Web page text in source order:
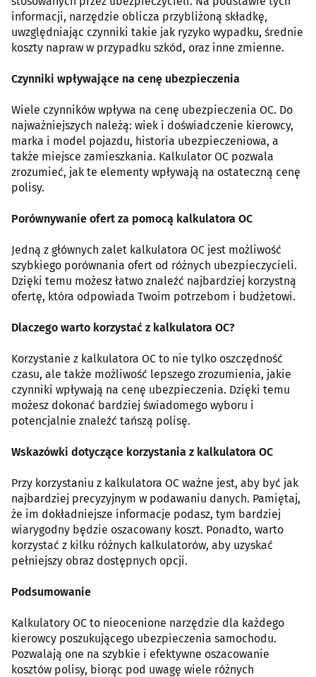
informacji, narzędzie oblicza przybliżoną składkę,
uwzględniając czynniki takie jak ryzyko wypadku, średnie
koszty napraw w przypadku szkód, oraz inne zmienne.
Czynniki wpływające na cenę ubezpieczenia
Wiele czynników wpływa na cenę ubezpieczenia OC. Do
najważniejszych należą: wiek i doświadczenie kierowcy,
marka i model pojazdu, historia ubezpieczeniowa, a
także miejsce zamieszkania. Kalkulator OC pozwala
zrozumieć, jak te elementy wpływają na ostateczną cenę
polisy.
Porównywanie ofert za pomocą kalkulatora OC
Jedną z głównych zalet kalkulatora OC jest możliwość
szybkiego porównania ofert od różnych ubezpieczycieli.
Dzięki temu możesz łatwo znaleźć najbardziej korzystną
ofertę, która odpowiada Twoim potrzebom i budżetowi.
Dlaczego warto korzystać z kalkulatora OC?
Korzystanie z kalkulatora OC to nie tylko oszczędność
czasu, ale także możliwość lepszego zrozumienia, jakie
czynniki wpływają na cenę ubezpieczenia. Dzięki temu
możesz dokonać bardziej świadomego wyboru i
potencjalnie znaleźć tańszą polisę.
Wskazówki dotyczące korzystania z kalkulatora OC
Przy korzystaniu z kalkulatora OC ważne jest, aby być jak
najbardziej precyzyjnym w podawaniu danych. Pamiętaj,
że im dokładniejsze informacje podasz, tym bardziej
wiarygodny będzie oszacowany koszt. Ponadto, warto
korzystać z kilku różnych kalkulatorów, aby uzyskać
pełniejszy obraz dostępnych opcji.
Podsumowanie
Kalkulatory OC to nieocenione narzędzie dla każdego
kierowcy poszukującego ubezpieczenia samochodu.
Pozwalają one na szybkie i efektywne oszacowanie
kosztów polisy, biorąc pod uwagę wiele różnych